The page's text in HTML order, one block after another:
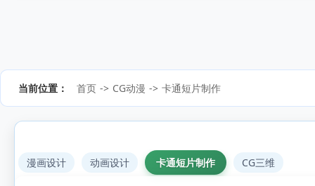
当前位置： 首页 -> CG动漫 -> 卡通短片制作
漫画设计 动画设计 卡通短片制作 CG三维